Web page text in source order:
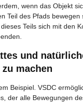
wenn das Objekt
Teil des Pfads bewegen
Teils sich mit den
und
machen
Beispiel. VSDC
der alle Bewegungen